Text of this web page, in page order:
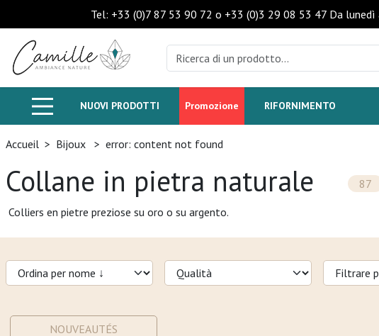
Tel: +33 (0)7 87 53 90 72 o +33 (0)3 29 08 53 47 Da
NUOVI PRODOTTI Promozione RIFORNIMENTO
Accueil > Bijoux > error: content not found
Collane in pietra naturale
87
Colliers en pietre preziose su oro o su argento.
NOUVEAUTÉS